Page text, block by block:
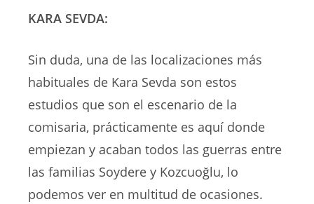
KARA SEVDA:
Sin duda, una de las localizaciones más
habituales de Kara Sevda son estos
estudios que son el escenario de la
comisaria, prácticamente es aquí donde
empiezan y acaban todos las guerras entre
las familias Soydere y Kozcuoğlu, lo
podemos ver en multitud de ocasiones.